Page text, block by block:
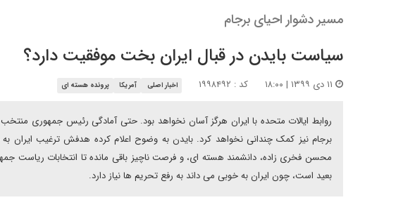
مسیر دشوار احیای برجام
سیاست بایدن در قبال ایران بخت موفقیت دارد؟
کد : ۱۹۹۸۴۹۲ اخبار اصلی آمریکا پرونده هسته ای
روابط ایالات متحده با ایران هرگز آسان نخواهد بود. حتی آمادگی رئیس جمهوری
برجام نیز کمک چندانی نخواهد کرد. بایدن به وضوح اعلام کرده هدفش ترغیب ایران
محسن فخری زاده، دانشمند هسته ای، و فرصت ناچیز باقی مانده تا انتخابات ریاست
بعید است، چون ایران به خوبی می داند به رفع تحریم ها نیاز دارد.